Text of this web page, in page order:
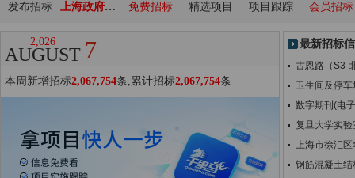
发布招标 上海政府采购网 免费招标 精选项目 项目跟踪 会员招标
2,026
AUGUST 7
本周新增招标2,067,754条,累计招标2,067,754条
最新招标
古恩路（S3-
卫生间及停
数字期刊(电
复旦大学实
上海市徐汇
钢筋混凝土